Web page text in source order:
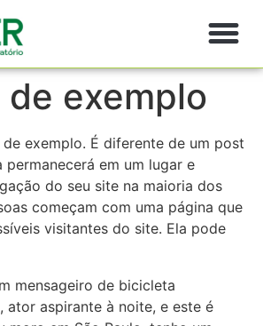
de exemplo
exemplo. É diferente de um post
em um lugar e
do seu site na maioria dos
começam com uma página que
visitantes do site. Ela pode
mensageiro de bicicleta
ator aspirante à noite, e este é